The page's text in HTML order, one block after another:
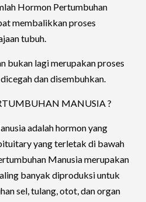
Hormon Pertumbuhan
membalikkan proses
tubuh.
bukan lagi merupakan proses
dan disembuhkan.
MANUSIA ?
adalah hormon yang
yang terletak di bawah
Manusia merupakan
banyak diproduksi untuk
sel, tulang, otot, dan organ